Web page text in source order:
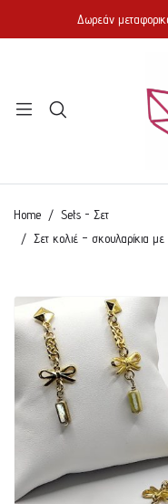
Δωρεάν
Home
Sets - Σετ
Σετ κολιέ – σκουλαρίκια